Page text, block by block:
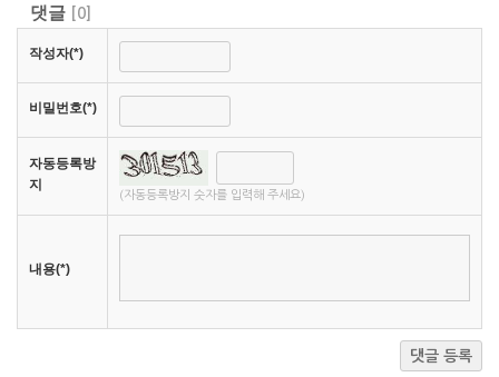
댓글 0
작성자(*)
비밀번호(*)
자동등록방
지
(자동등록방지 숫자를 입력해 주세요)
내용(*)
댓글 등록